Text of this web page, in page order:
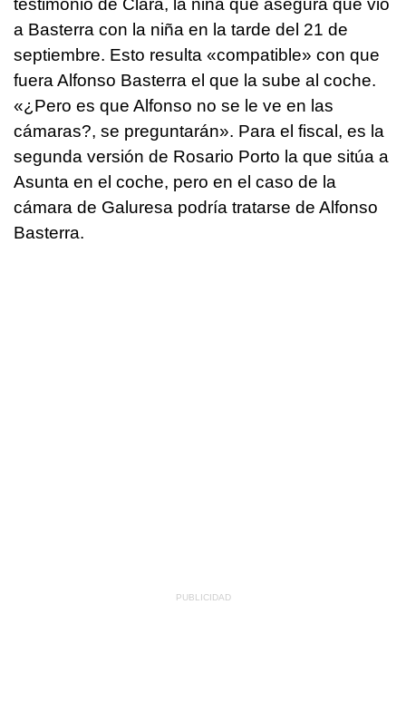
testimonio de Clara, la niña que asegura que vio
a Basterra con la niña en la tarde del 21 de
septiembre. Esto resulta «compatible» con que
fuera Alfonso Basterra el que la sube al coche.
«¿Pero es que Alfonso no se le ve en las
cámaras?, se preguntarán». Para el fiscal, es la
segunda versión de Rosario Porto la que sitúa a
Asunta en el coche, pero en el caso de la
cámara de Galuresa podría tratarse de Alfonso
Basterra.